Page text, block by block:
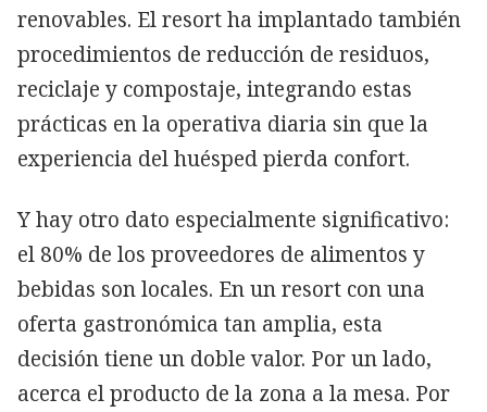
renovables. El resort ha implantado también
procedimientos de reducción de residuos,
reciclaje y compostaje, integrando estas
prácticas en la operativa diaria sin que la
experiencia del huésped pierda confort.
Y hay otro dato especialmente significativo:
el 80% de los proveedores de alimentos y
bebidas son locales. En un resort con una
oferta gastronómica tan amplia, esta
decisión tiene un doble valor. Por un lado,
acerca el producto de la zona a la mesa. Por